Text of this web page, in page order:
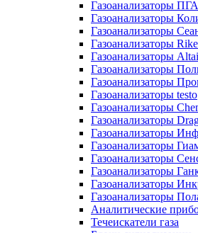
Газоанализаторы ПГА
Газоанализаторы
Газоанализаторы
Газоанализаторы
Газоанализаторы
Газоанализаторы
Газоанализаторы
Газоанализаторы testo
Газоанализаторы
Газоанализаторы
Газоанализаторы
Газоанализаторы
Газоанализаторы
Газоанализаторы
Газоанализаторы
Газоанализаторы
Аналитические
Течеискатели газа